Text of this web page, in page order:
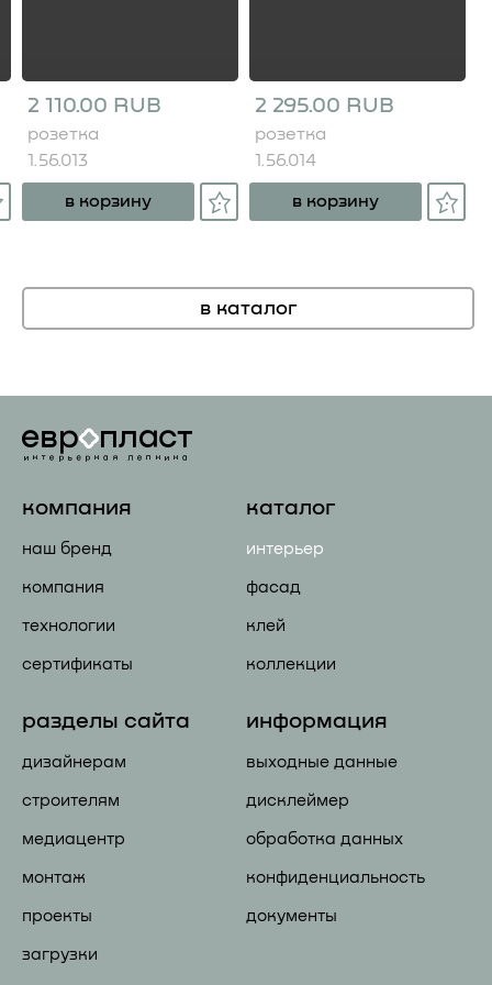
2 110.00 RUB
розетка
1.56.013
в корзину
2 295.00 RUB
розетка
1.56.014
в корзину
в каталог
компания
наш бренд
компания
технологии
сертификаты
каталог
интерьер
фасад
клей
коллекции
разделы сайта
дизайнерам
строителям
медиацентр
монтаж
проекты
загрузки
информация
выходные данные
дисклеймер
обработка данных
конфиденциальность
документы